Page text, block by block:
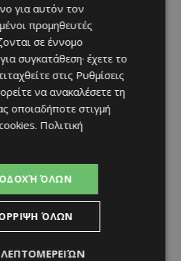
για αυτόν τον
προμηθευτές
σε έννομο
συγκατάθεση· έχετε το
στις Ρυθμίσεις
να ανακαλέσετε τη
οποιαδήποτε στιγμή
. Πολιτική
ΌΛΩΝ
ΌΛΩΝ